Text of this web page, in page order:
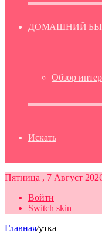
ДОМАШНИЙ
Обзор
Искать
Пятница , 7 Август
Войти
Switch skin
Главная/утка